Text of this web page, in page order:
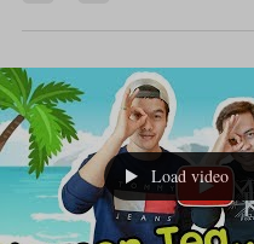
Load video